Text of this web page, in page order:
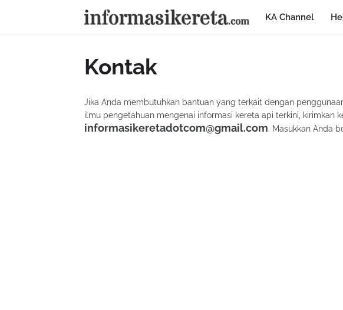
KA Channel
Kontak
Jika Anda membutuhkan bantuan yang terkait dengan
ilmu pengetahuan mengenai informasi kereta api terkini, kirimkan
informasikeretadotcom@gmail.com. Masukkan Anda